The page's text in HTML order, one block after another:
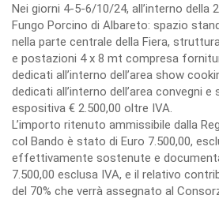
Nei giorni 4-5-6/10/24, all’interno della
Fungo Porcino di Albareto: spazio
nella parte centrale della Fiera,
e postazioni 4 x 8 mt compresa
dedicati all’interno dell’area show
dedicati all’interno dell’area convegni
espositiva € 2.500,00 oltre IVA.
L’importo ritenuto ammissibile dalla
col Bando è stato di Euro 7.500,00,
effettivamente sostenute e
7.500,00 esclusa IVA, e il relativo
del 70% che verrà assegnato al